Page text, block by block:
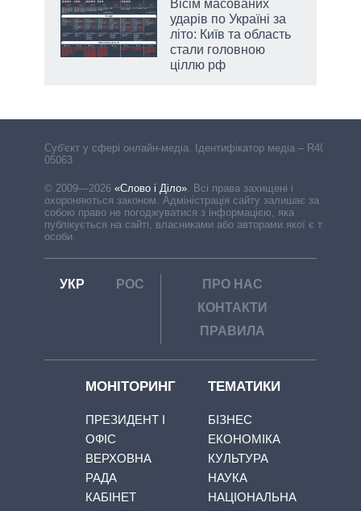
Вісім масованих
ударів по Україні за
літо: Київ та область
стали головною
ціллю рф
Cуб'єкт у сфері онлайн-медіа. Ідентифікатор медіа – R40-
05063
© 2009—2026 «Слово і Діло» Всі права захищені і
охороняються законом. Адміністрація сайту залишає за
собою право не погоджуватися з інформацією, яка
публікується на сайті, власниками або авторами якої є треті
особи.
УКР РОС
ПРО НАС
КОНТАКТИ
ПРАВИЛА
МОНІТОРИНГ
ПРЕЗИДЕНТ І
ОФІС
ВЕРХОВНА
РАДА
КАБІНЕТ
ТЕМАТИКИ
БІЗНЕС
ЕКОНОМІКА
КУЛЬТУРА
НАУКА
НАЦІОНАЛЬНА